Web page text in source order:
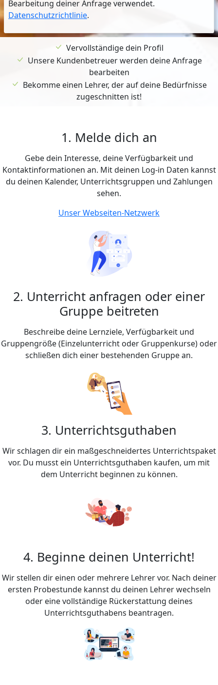
Bearbeitung deiner Anfrage verwendet.
Datenschutzrichtlinie.
Vervollständige dein Profil
Unsere Kundenbetreuer werden deine Anfrage
bearbeiten
Bekomme einen Lehrer, der auf deine Bedürfnisse
zugeschnitten ist!
1. Melde dich an
Gebe dein Interesse, deine Verfügbarkeit und
Kontaktinformationen an. Mit deinen Log-in Daten kannst
du deinen Kalender, Unterrichtsgruppen und Zahlungen
sehen.
Unser Webseiten-Netzwerk
2. Unterricht anfragen oder einer
Gruppe beitreten
Beschreibe deine Lernziele, Verfügbarkeit und
Gruppengröße (Einzelunterricht oder Gruppenkurse) oder
schließen dich einer bestehenden Gruppe an.
3. Unterrichtsguthaben
Wir schlagen dir ein maßgeschneidertes Unterrichtspaket
vor. Du musst ein Unterrichtsguthaben kaufen, um mit
dem Unterricht beginnen zu können.
4. Beginne deinen Unterricht!
Wir stellen dir einen oder mehrere Lehrer vor. Nach deiner
ersten Probestunde kannst du deinen Lehrer wechseln
oder eine vollständige Rückerstattung deines
Unterrichtsguthabens beantragen.